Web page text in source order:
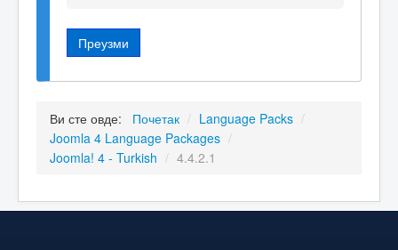
Преузми
Ви сте овде: Почетак / Language Packs /
Joomla 4 Language Packages /
Joomla! 4 - Turkish / 4.4.2.1